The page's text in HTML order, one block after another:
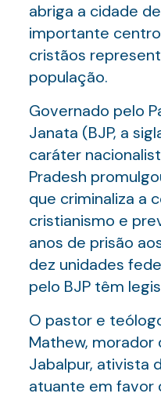
abriga a cidade
importante centro
cristãos
população.
Governado pelo
Janata (BJP, a
caráter
Pradesh
que criminaliza a
cristianismo e
anos de prisão
dez unidades
pelo BJP têm
O pastor e
Mathew, morador
Jabalpur, ativista
atuante em favor